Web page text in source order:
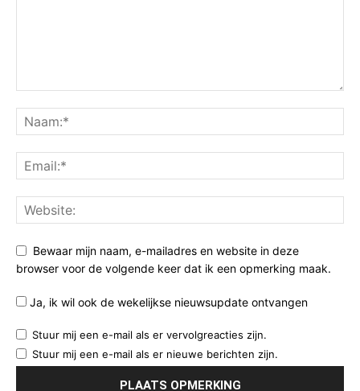
Bewaar mijn naam, e-mailadres en website in deze
browser voor de volgende keer dat ik een opmerking maak.
Ja, ik wil ook de wekelijkse nieuwsupdate ontvangen
Stuur mij een e-mail als er vervolgreacties zijn.
Stuur mij een e-mail als er nieuwe berichten zijn.